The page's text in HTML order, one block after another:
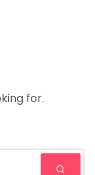
for.